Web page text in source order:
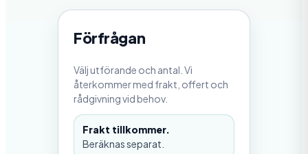
Förfrågan
Välj utförande och antal. Vi
återkommer med frakt, offert och
rådgivning vid behov.
Frakt tillkommer.
Beräknas separat.